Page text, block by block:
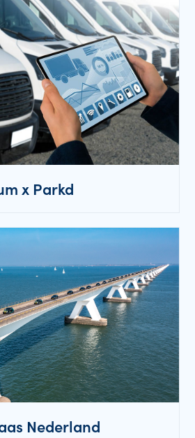
x Parkd
Nederland